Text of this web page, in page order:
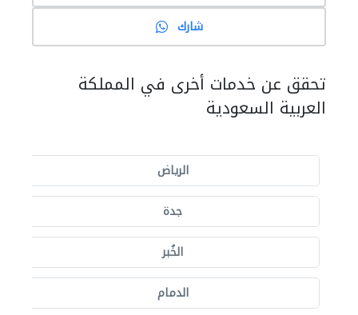
شارك
تحقق عن خدمات أخرى في المملكة
العربية السعودية
الرياض
جدة
الخُبر
الدمام